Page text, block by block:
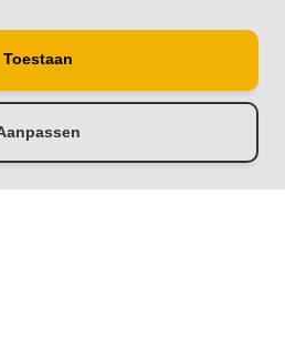
2026
| Thuis in schuttingen
Toestaan